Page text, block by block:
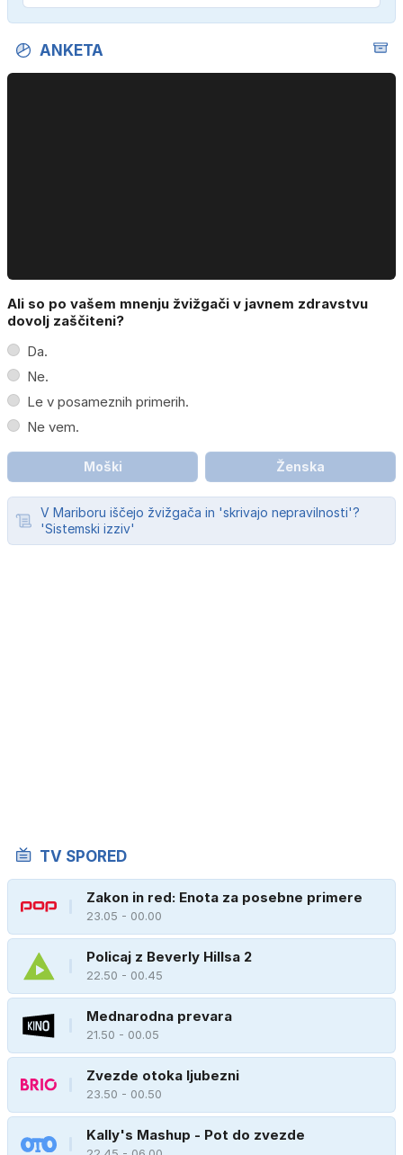
ANKETA
Ali so po vašem mnenju žvižgači v javnem zdravstvu
dovolj zaščiteni?
Da.
Ne.
Le v posameznih primerih.
Ne vem.
Moški Ženska
V Mariboru iščejo žvižgača in 'skrivajo nepravilnosti'?
'Sistemski izziv'
TV SPORED
Zakon in red: Enota za posebne primere
23.05 - 00.00
Policaj z Beverly Hillsa 2
22.50 - 00.45
Mednarodna prevara
21.50 - 00.05
Zvezde otoka ljubezni
23.50 - 00.50
Kally's Mashup - Pot do zvezde